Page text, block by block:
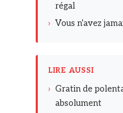
régal
› Vous n'avez
LIRE AUSSI
› Gratin de
absolument